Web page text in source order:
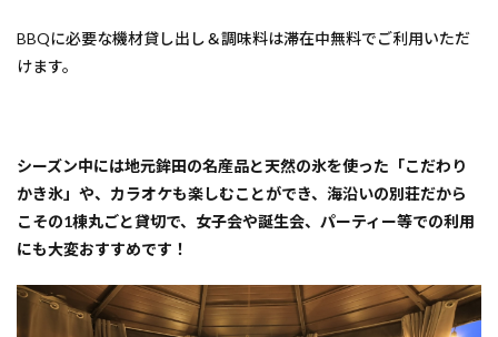
BBQに必要な​機材貸し出し＆調味料は滞在中無料でご利用いただ
けます。
シーズン中には地元鉾田の名産品と天然の氷を使った「こだわり
かき氷」や、カラオケも楽しむことができ、海沿いの別荘だから
こその1棟丸ごと貸切で、女子会や誕生会、パーティー等での利用
にも大変おすすめです！